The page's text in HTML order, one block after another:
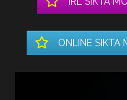
ONLINE SIKTA